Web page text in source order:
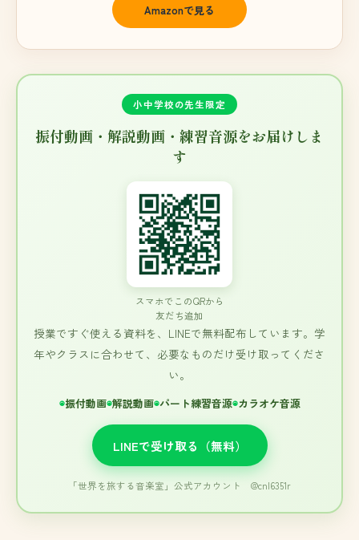
Amazonで見る
小中学校の先生限定
振付動画・解説動画・練習音源をお届けしま
す
授業ですぐ使える資料を、LINEで無料配布しています。学
年やクラスに合わせて、必要なものだけ受け取ってくださ
い。
振付動画 解説動画 パート練習音源 カラオケ音源
LINEで受け取る（無料）
スマホでこのQRから
友だち追加
「世界を旅する音楽室」公式アカウント @cnl6351r